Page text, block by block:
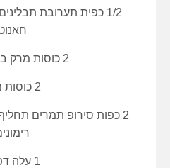
1/2 כפית תערובת
2 כוסות מרק בקר או עוף
2 כוסות מים
2 כפות סירופ תמרים
1 עלה דפנה